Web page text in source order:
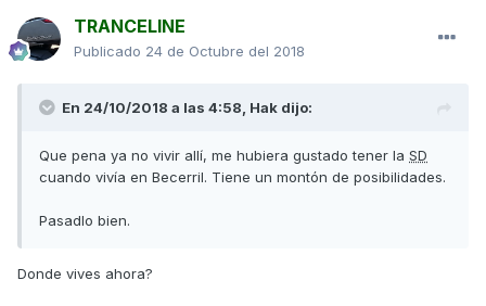
TRANCELINE
Publicado 24 de Octubre del 2018
En 24/10/2018 a las 4:58, Hak dijo:
Que pena ya no vivir allí, me hubiera gustado tener la SD
cuando vivía en Becerril. Tiene un montón de posibilidades.
Pasadlo bien.
Donde vives ahora?